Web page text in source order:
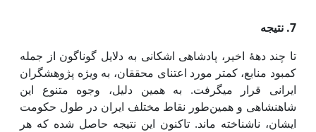
7. نتیجه
تا چند دهۀ اخیر، پادشاهی اشکانی به دلایل گوناگون از جمله
کمبود منابع، کمتر مورد اعتنای محققان، به ویژه پژوهشگران
ایرانی قرار می­گرفت. به همین دلیل، وجوه متنوع این
شاهنشاهی و همین‌طور نقاط مختلف ایران در طول حکومت
ایشان، ناشناخته ماند. تاکنون این نتیجه حاصل شده که هر